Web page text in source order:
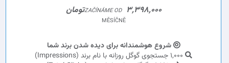
ZAČÍNÁME OD 3,398,000تومان
MĚSÍČNĚ
شروع هوشمندانه برای دیده شدن برند شما